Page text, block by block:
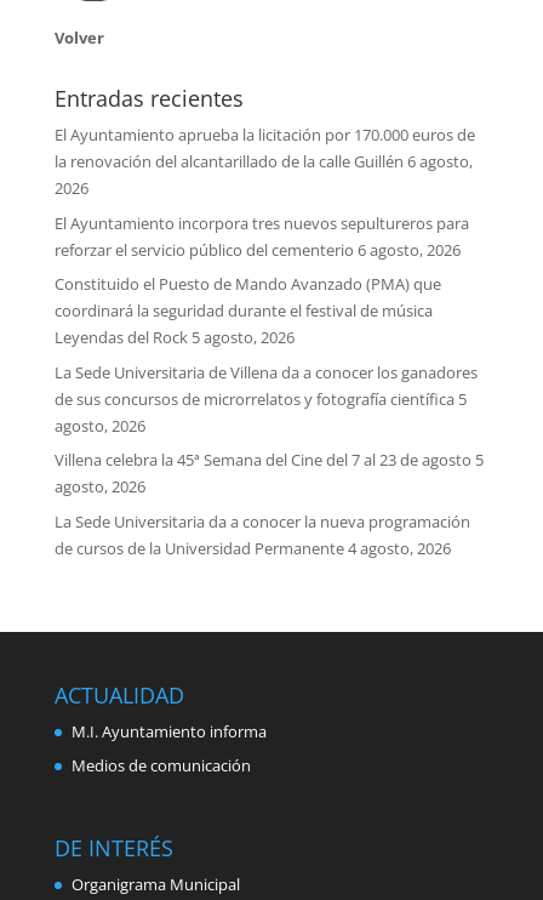
Volver
Entradas recientes
El Ayuntamiento aprueba la licitación por 170.000 euros de
la renovación del alcantarillado de la calle Guillén 6 agosto,
2026
El Ayuntamiento incorpora tres nuevos sepultureros para
reforzar el servicio público del cementerio 6 agosto, 2026
Constituido el Puesto de Mando Avanzado (PMA) que
coordinará la seguridad durante el festival de música
Leyendas del Rock 5 agosto, 2026
La Sede Universitaria de Villena da a conocer los ganadores
de sus concursos de microrrelatos y fotografía científica 5
agosto, 2026
Villena celebra la 45ª Semana del Cine del 7 al 23 de agosto 5
agosto, 2026
La Sede Universitaria da a conocer la nueva programación
de cursos de la Universidad Permanente4 agosto, 2026
ACTUALIDAD
M.I. Ayuntamiento informa
Medios de comunicación
DE INTERÉS
Organigrama Municipal